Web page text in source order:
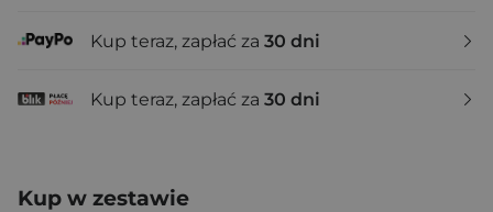
Kup teraz, zapłać za 30 dni
Kup teraz, zapłać za 30 dni
Kup w zestawie